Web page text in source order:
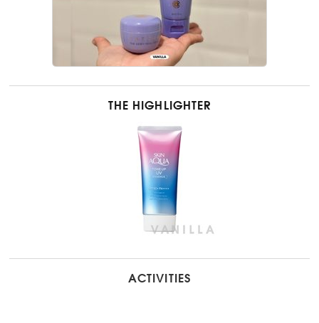
THE HIGHLIGHTER
ACTIVITIES